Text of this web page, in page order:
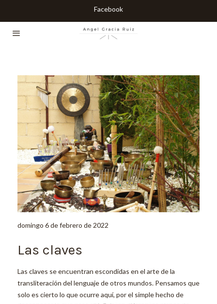
Facebook
domingo 6 de febrero de 2022
Las claves
Las claves se encuentran escondidas en el arte de la
transliteración del lenguaje de otros mundos. Pensamos que
solo es cierto lo que ocurre aquí, por el simple hecho de